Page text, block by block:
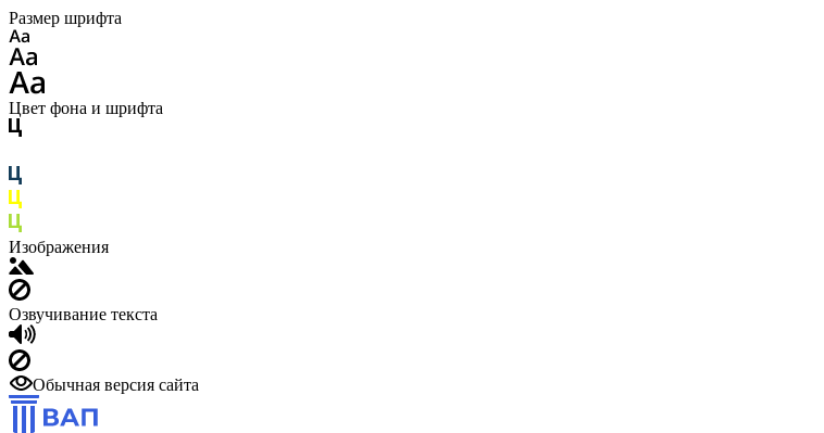
Размер шрифта
Цвет фона и шрифта
Изображения
Озвучивание текста
Обычная версия сайта